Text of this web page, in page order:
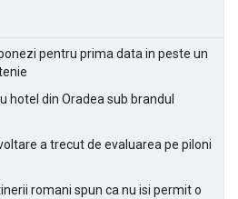
pentru prima data in peste un
hotel din Oradea sub brandul
a trecut de evaluarea pe piloni
romani spun ca nu isi permit o